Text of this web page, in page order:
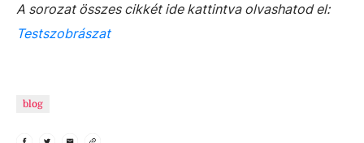
A sorozat összes cikkét ide kattintva olvashatod el:
Testszobrászat
blog